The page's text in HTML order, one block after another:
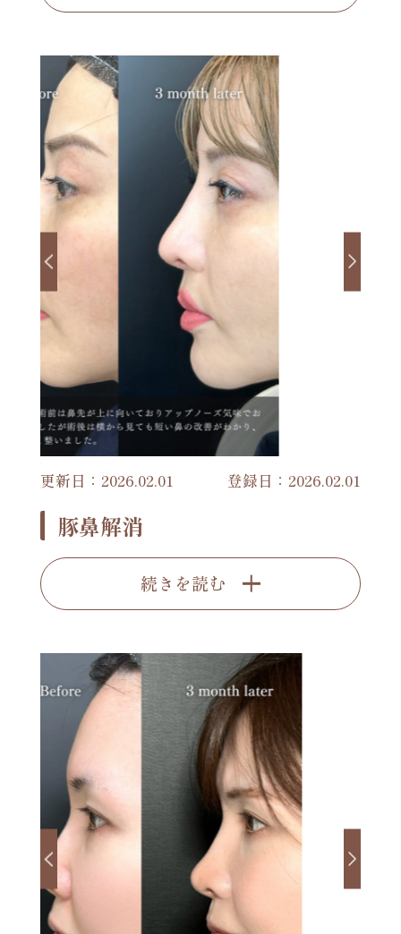
更新日：2026.02.01 登録日：2026.02.01
豚鼻解消
続きを読む